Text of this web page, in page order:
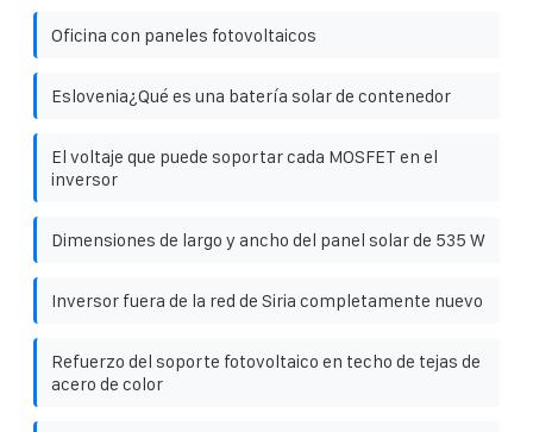
Oficina con paneles fotovoltaicos
Eslovenia¿Qué es una batería solar de contenedor
El voltaje que puede soportar cada MOSFET en el
inversor
Dimensiones de largo y ancho del panel solar de 535 W
Inversor fuera de la red de Siria completamente nuevo
Refuerzo del soporte fotovoltaico en techo de tejas de
acero de color